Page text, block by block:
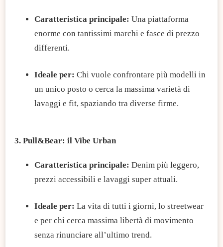
Caratteristica principale: Una piattaforma
enorme con tantissimi marchi e fasce di prezzo
differenti.​
Ideale per: Chi vuole confrontare più modelli in
un unico posto o cerca la massima varietà di
lavaggi e fit, spaziando tra diverse firme.​
3. Pull&Bear: il Vibe Urban
Caratteristica principale: Denim più leggero,
prezzi accessibili e lavaggi super attuali.​
Ideale per: La vita di tutti i giorni, lo streetwear
e per chi cerca massima libertà di movimento
senza rinunciare all’ultimo trend.